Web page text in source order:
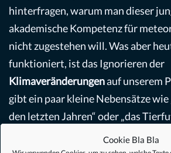
Cookie Bla Bla
hinterfragen, warum man dieser
akademische Kompetenz für
nicht zugestehen will. Was aber
funktioniert, ist das Ignorieren der
Klimaveränderungenauf unserem
gibt ein paar kleine Nebensätze wie
den letzten Jahren“ oder „das
geworden“. Aber die richtigen